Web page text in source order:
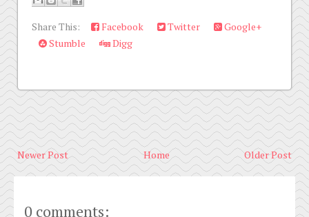
Share This: Facebook Twitter
Google+
Stumble
Digg
Newer Post Older Post
Home
0 comments: